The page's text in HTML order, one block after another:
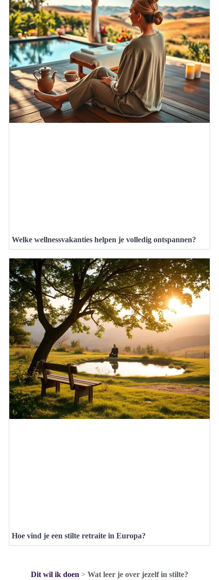
Welke wellnessvakanties helpen je volledig ontspannen?
Hoe vind je een stilte retraite in Europa?
Dit wil ik doen > Wat leer je over jezelf in stilte?